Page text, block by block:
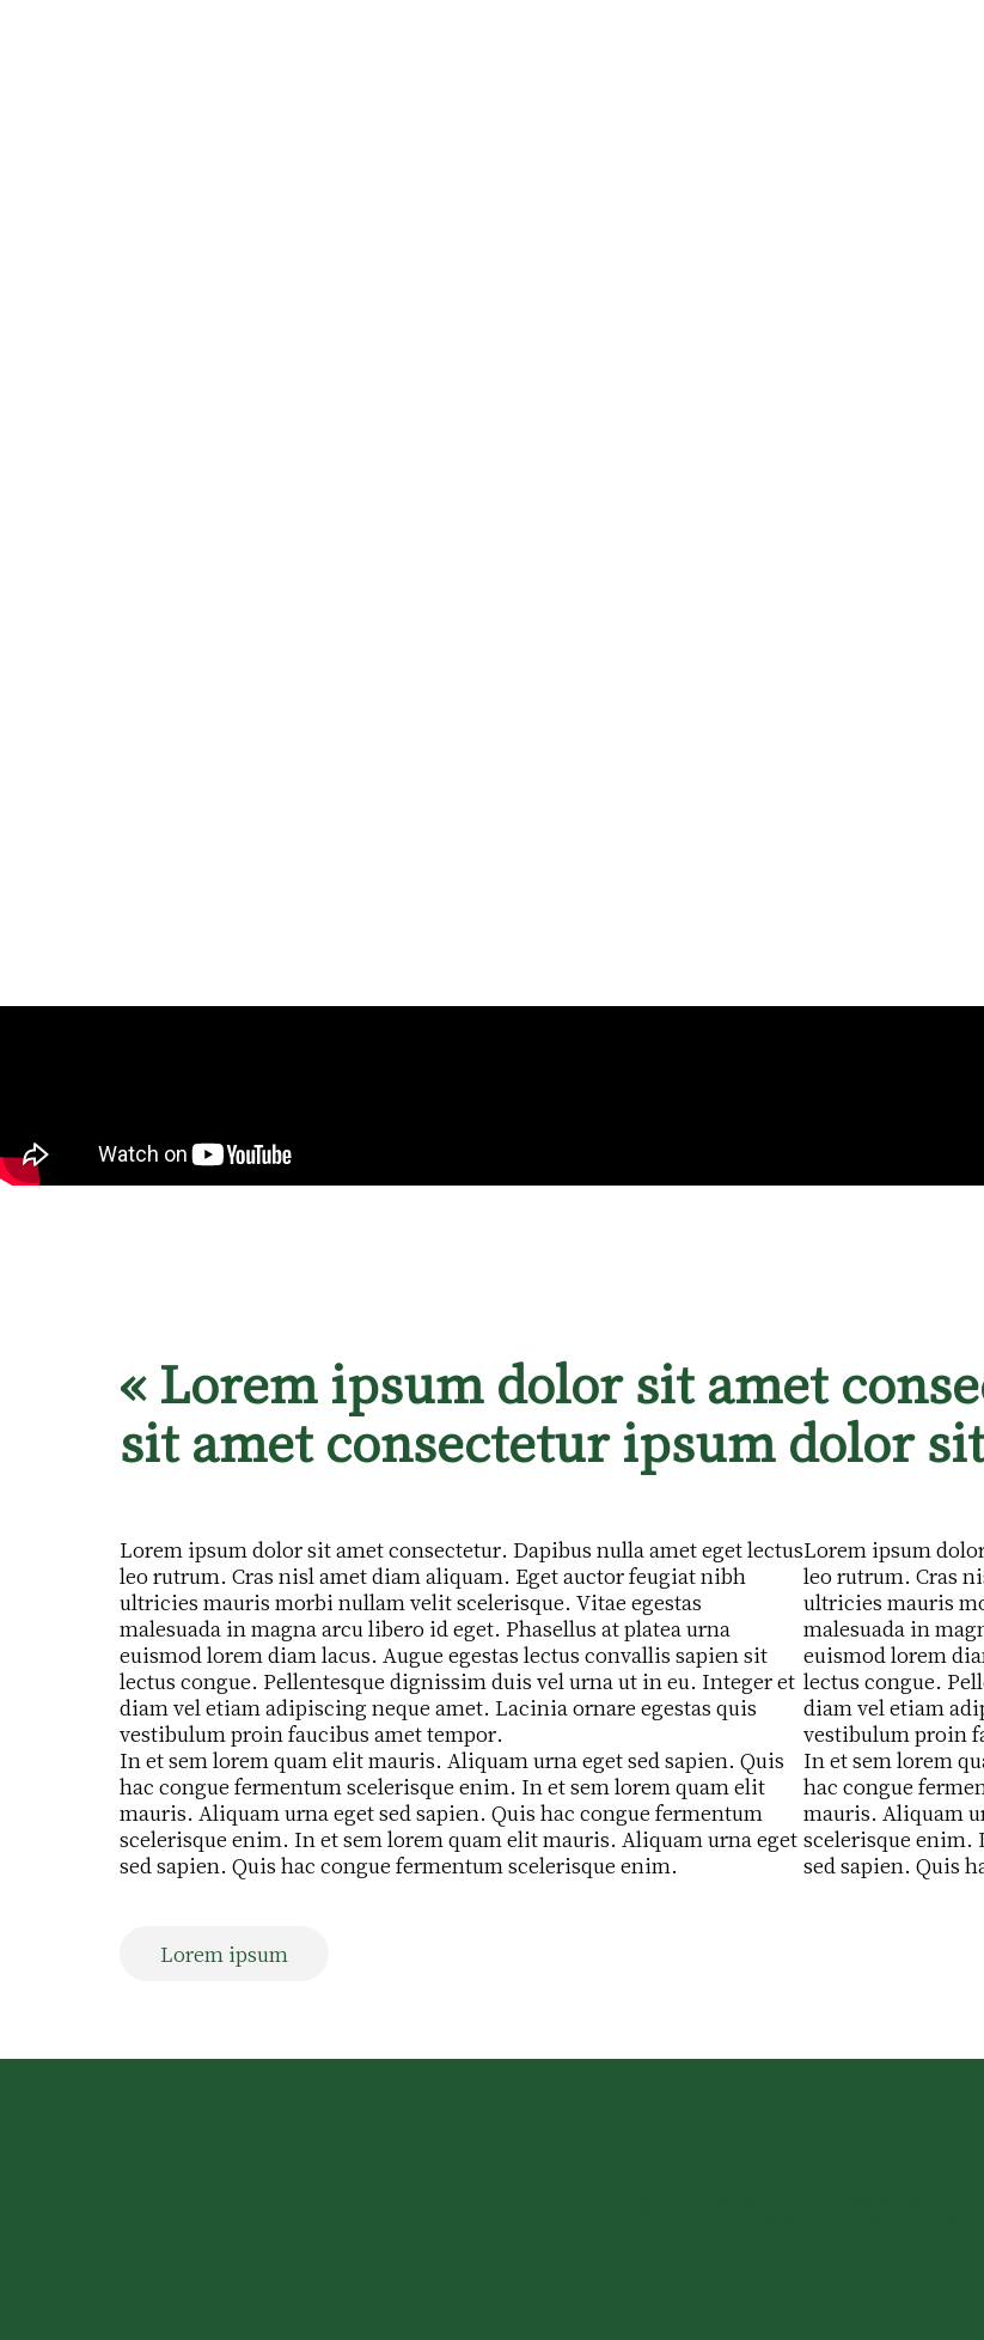
« Lorem ipsum dolor sit amet
sit amet consectetur ipsum dolor
Lorem ipsum dolor sit amet consectetur. Dapibus nulla amet eget lectus
leo rutrum. Cras nisl amet diam aliquam. Eget auctor feugiat nibh
ultricies mauris morbi nullam velit scelerisque. Vitae egestas
malesuada in magna arcu libero id eget. Phasellus at platea urna
euismod lorem diam lacus. Augue egestas lectus convallis sapien sit
lectus congue. Pellentesque dignissim duis vel urna ut in eu. Integer et
diam vel etiam adipiscing neque amet. Lacinia ornare egestas quis
vestibulum proin faucibus amet tempor.
In et sem lorem quam elit mauris. Aliquam urna eget sed sapien. Quis
hac congue fermentum scelerisque enim. In et sem lorem quam elit
mauris. Aliquam urna eget sed sapien. Quis hac congue fermentum
scelerisque enim. In et sem lorem quam elit mauris. Aliquam urna eget
sed sapien. Quis hac congue fermentum scelerisque enim.
Lorem ipsum
leo rutrum. Cras
ultricies mauris
malesuada in
euismod lorem
lectus congue.
diam vel etiam
vestibulum proin
In et sem lorem
hac congue
mauris. Aliquam
scelerisque enim.
sed sapien. Quis
Lorem ipsum